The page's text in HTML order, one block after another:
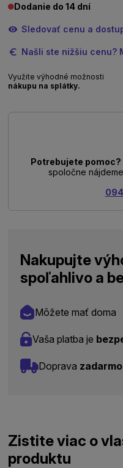
Dodanie do 14 dní
Sledovať cenu a
Našli ste nižšiu cenu?
Využite výhodné možnosti
nákupu na splátky.
Potrebujete pomoc?
spoločne
Nakupujte
spoľahlivo a
Môžete mať doma
Vaša platba je
Doprava zadarmo
Zistite viac o
produktu